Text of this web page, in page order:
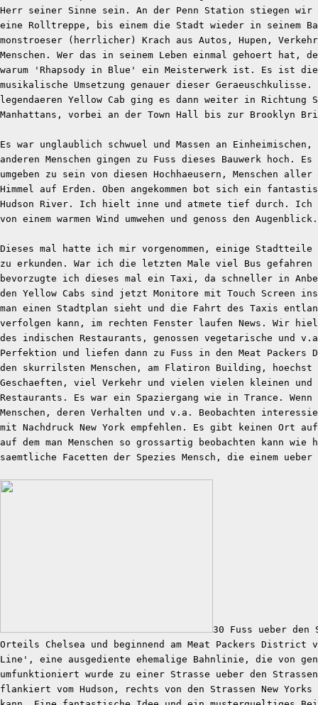
Herr seiner Sinne sein. An der Penn Station stiegen wir
eine Rolltreppe, bis einem die Stadt wieder in seinem
monstroeser (herrlicher) Krach aus Autos, Hupen,
Menschen. Wer das in seinem Leben einmal gehoert hat,
warum 'Rhapsody in Blue' ein Meisterwerk ist. Es ist
musikalische Umsetzung genauer dieser
legendaeren Yellow Cab ging es dann weiter in Richtung
Manhattans, vorbei an der Town Hall bis zur Brooklyn
Es war unglaublich schwuel und Massen an
anderen Menschen gingen zu Fuss dieses Bauwerk hoch. Es
umgeben zu sein von diesen Hochhaeusern, Menschen aller
Himmel auf Erden. Oben angekommen bot sich ein
Hudson River. Ich hielt inne und atmete tief durch. Ich
von einem warmen Wind umwehen und genoss den Augenblick.
Dieses mal hatte ich mir vorgenommen, einige Stadtteile
zu erkunden. War ich die letzten Male viel Bus gefahren
bevorzugte ich dieses mal ein Taxi, da schneller in
den Yellow Cabs sind jetzt Monitore mit Touch Screen
man einen Stadtplan sieht und die Fahrt des Taxis
verfolgen kann, im rechten Fenster laufen News. Wir
des indischen Restaurants, genossen vegetarische und
Perfektion und liefen dann zu Fuss in den Meat
den skurrilsten Menschen, am Flatiron Building, hoechst
Geschaeften, viel Verkehr und vielen vielen kleinen und
Restaurants. Es war ein Spaziergang wie in Trance.
Menschen, deren Verhalten und v.a. Beobachten
mit Nachdruck New York empfehlen. Es gibt keinen Ort
auf dem man Menschen so grossartig beobachten kann
saemtliche Facetten der Spezies Mensch, die einem ueber
30 Fuss ueber den
Orteils Chelsea und beginnend am Meat Packers
Line', eine ausgediente ehemalige Bahnlinie, die von
umfunktioniert wurde zu einer Strasse ueber den
flankiert vom Hudson, rechts von den Strassen New Yorks